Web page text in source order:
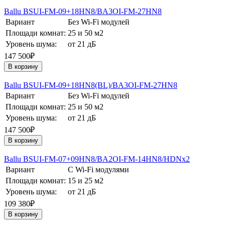
Ballu BSUI-FM-09+18HN8/BA3OI-FM-27HN8
Вариант
Без Wi-Fi модулей
Площади комнат: 25 и 50 м2
Уровень шума:
от 21 дБ
147 500₽
В корзину
Ballu BSUI-FM-09+18HN8(BL)/BA3OI-FM-27HN8
Вариант
Без Wi-Fi модулей
Площади комнат: 25 и 50 м2
Уровень шума:
от 21 дБ
147 500₽
В корзину
Ballu BSUI-FM-07+09HN8/BA2OI-FM-14HN8/HDNх2
Вариант
С Wi-Fi модулями
Площади комнат: 15 и 25 м2
Уровень шума:
от 21 дБ
109 380₽
В корзину